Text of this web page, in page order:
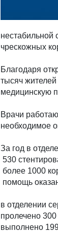
нестабильной
чрескожных
Благодаря
тысяч
медицинскую
Врачи
необходимое
За год в
530
более 1000
помощь
в отделении
пролечено
выполнено